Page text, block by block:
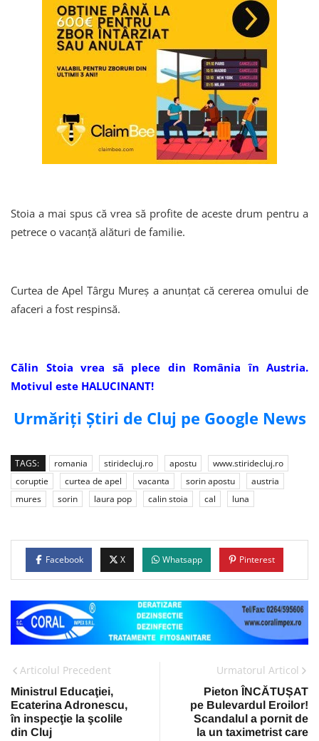
Stoia a mai spus că vrea să profite de aceste drum pentru a
petrece o vacanță alături de familie.
Curtea de Apel Târgu Mureș a anunțat că cererea omului de
afaceri a fost respinsă.
Călin Stoia vrea să plece din România în Austria.
Motivul este HALUCINANT!
Urmăriți Știri de Cluj pe Google News
TAGS: romania stiridecluj.ro apostu
www.stiridecluj.ro
coruptie
curtea de apel vacanta sorin apostu
austria
mures
sorin laura pop calin stoia cal luna
Facebook X Whatsapp Pinterest
Articolul Precedent
Ministrul Educaţiei,
Ecaterina Adronescu,
în inspecţie la şcolile
din Cluj
Urmatorul Articol
Pieton ÎNCĂTUȘAT
pe Bulevardul Eroilor!
Scandalul a pornit de
la un taximetrist care